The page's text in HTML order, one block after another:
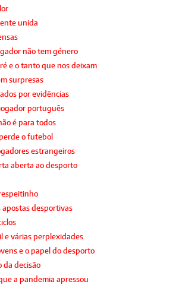
unida
não tem género
e o tanto que nos deixam
surpresas
por evidências
português
é para todos
o futebol
estrangeiros
aberta ao desporto
apostas desportivas
e várias perplexidades
e o papel do desporto
da decisão
a pandemia apressou